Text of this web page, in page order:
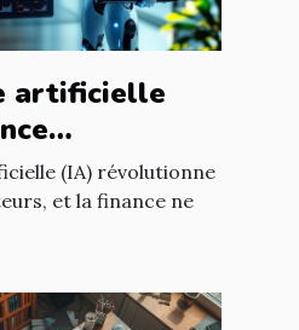
artificielle
de(IA) révolutionne
et la finance ne